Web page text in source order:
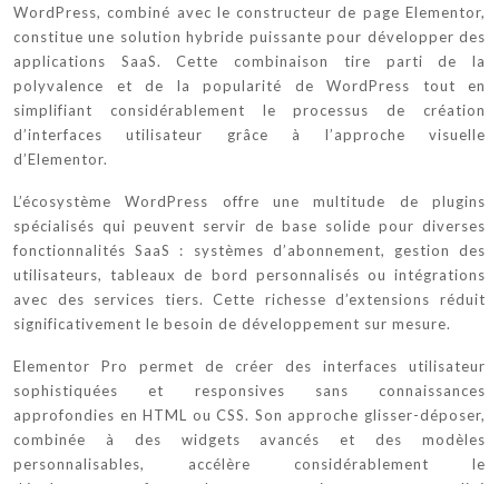
WordPress, combiné avec le constructeur de page Elementor,
constitue une solution hybride puissante pour développer des
applications SaaS. Cette combinaison tire parti de la
polyvalence et de la popularité de WordPress tout en
simplifiant considérablement le processus de création
d’interfaces utilisateur grâce à l’approche visuelle
d’Elementor.
L’écosystème WordPress offre une multitude de plugins
spécialisés qui peuvent servir de base solide pour diverses
fonctionnalités SaaS : systèmes d’abonnement, gestion des
utilisateurs, tableaux de bord personnalisés ou intégrations
avec des services tiers. Cette richesse d’extensions réduit
significativement le besoin de développement sur mesure.
Elementor Pro permet de créer des interfaces utilisateur
sophistiquées et responsives sans connaissances
approfondies en HTML ou CSS. Son approche glisser-déposer,
combinée à des widgets avancés et des modèles
personnalisables, accélère considérablement le